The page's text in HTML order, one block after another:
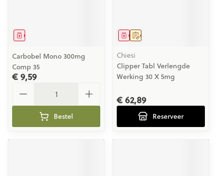
Geneesmiddel
Carbobel Mono 300mg
Comp 35
€ 9,59
Bestel
Op voorschrift
Geneesmiddel
Chiesi
Clipper Tabl Verlengde
Werking 30 X 5mg
€ 62,89
Reserveer